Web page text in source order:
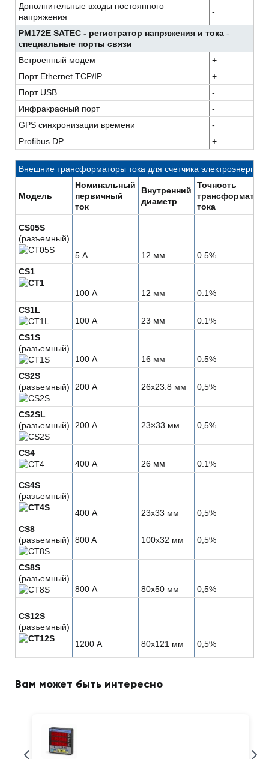
Дополнительные входы постоянного
напряжения
-
PM172E SATEC - регистратор напряжения и тока -
специальные порты связи
Встроенный модем
+
Порт Ethernet TCP/IP
+
Порт USB
-
Инфракрасный порт
-
GPS синхронизации времени
-
Profibus DP
+
Внешние трансформаторы тока для счетчика электроэнергии
Модель
Номинальный
первичный
ток
Внутренний
диаметр
Точность
тока
CS05S
(разъемный)
5 А
12 мм
0.5%
CS1
100 А 12 мм
0.1%
CS1L
100 А
23 мм
0.1%
CS1S
(разъемный)
100 А
16 мм
0.5%
CS2S
(разъемный)
200 А 26x23.8 мм 0,5%
CS2SL
(разъемный)
200 А 23×33 мм 0,5%
CS4
400 А
26 мм 0.1%
CS4S
(разъемный)
400 А
23x33 мм
0,5%
CS8
(разъемный)
800 A 100x32 мм 0,5%
CS8S
(разъемный)
800 А
80x50 мм 0,5%
CS12S
(разъемный)
1200 А
80x121 мм 0,5%
Вам может быть интересно